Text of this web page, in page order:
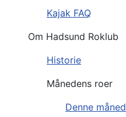
Kajak FAQ
Om Hadsund Roklub
Historie
Månedens roer
Denne måned